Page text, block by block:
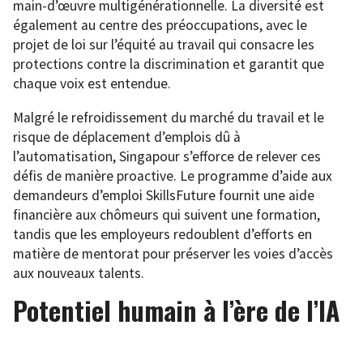
main-d’œuvre multigénérationnelle. La diversité est
également au centre des préoccupations, avec le
projet de loi sur l’équité au travail qui consacre les
protections contre la discrimination et garantit que
chaque voix est entendue.
Malgré le refroidissement du marché du travail et le
risque de déplacement d’emplois dû à
l’automatisation, Singapour s’efforce de relever ces
défis de manière proactive. Le programme d’aide aux
demandeurs d’emploi SkillsFuture fournit une aide
financière aux chômeurs qui suivent une formation,
tandis que les employeurs redoublent d’efforts en
matière de mentorat pour préserver les voies d’accès
aux nouveaux talents.
Potentiel humain à l’ère de l’IA